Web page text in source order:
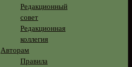
Редакционный
совет
Редакционная
коллегия
Авторам
Правила